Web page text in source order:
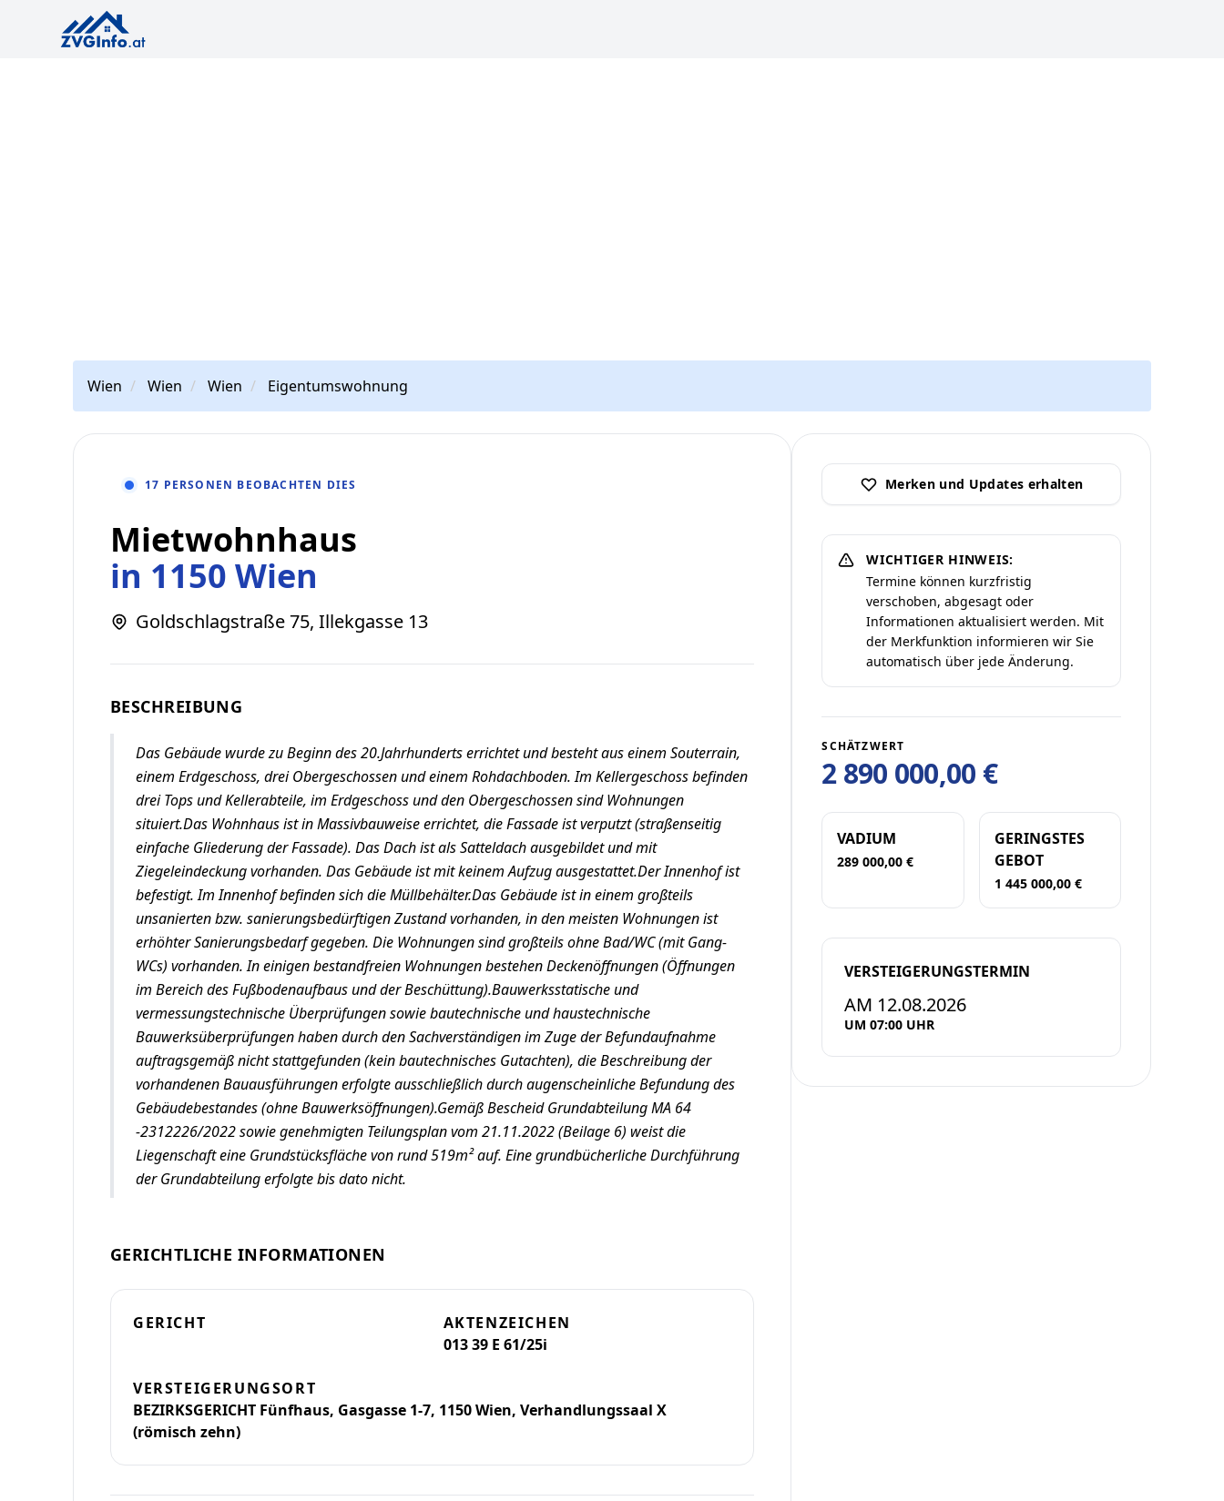
Wien Wien Wien Eigentumswohnung
17 PERSONEN BEOBACHTEN DIES
Mietwohnhaus
in 1150 Wien
Goldschlagstraße 75, Illekgasse 13
BESCHREIBUNG
Das Gebäude wurde zu Beginn des 20.Jahrhunderts errichtet und besteht aus einem Souterrain,
einem Erdgeschoss, drei Obergeschossen und einem Rohdachboden. Im Kellergeschoss befinden
drei Tops und Kellerabteile, im Erdgeschoss und den Obergeschossen sind Wohnungen
situiert.Das Wohnhaus ist in Massivbauweise errichtet, die Fassade ist verputzt (straßenseitig
einfache Gliederung der Fassade). Das Dach ist als Satteldach ausgebildet und mit
Ziegeleindeckung vorhanden. Das Gebäude ist mit keinem Aufzug ausgestattet.Der Innenhof ist
befestigt. Im Innenhof befinden sich die Müllbehälter.Das Gebäude ist in einem großteils
unsanierten bzw. sanierungsbedürftigen Zustand vorhanden, in den meisten Wohnungen ist
erhöhter Sanierungsbedarf gegeben. Die Wohnungen sind großteils ohne Bad/WC (mit Gang-
WCs) vorhanden. In einigen bestandfreien Wohnungen bestehen Deckenöffnungen (Öffnungen
im Bereich des Fußbodenaufbaus und der Beschüttung).Bauwerksstatische und
vermessungstechnische Überprüfungen sowie bautechnische und haustechnische
Bauwerksüberprüfungen haben durch den Sachverständigen im Zuge der Befundaufnahme
auftragsgemäß nicht stattgefunden (kein bautechnisches Gutachten), die Beschreibung der
vorhandenen Bauausführungen erfolgte ausschließlich durch augenscheinliche Befundung des
Gebäudebestandes (ohne Bauwerksöffnungen).Gemäß Bescheid Grundabteilung MA 64
-2312226/2022 sowie genehmigten Teilungsplan vom 21.11.2022 (Beilage 6) weist die
Liegenschaft eine Grundstücksfläche von rund 519m² auf. Eine grundbücherliche Durchführung
der Grundabteilung erfolgte bis dato nicht.
GERICHTLICHE INFORMATIONEN
GERICHT
AKTENZEICHEN
013 39 E 61/25i
VERSTEIGERUNGSORT
BEZIRKSGERICHT Fünfhaus, Gasgasse 1-7, 1150 Wien, Verhandlungssaal X
(römisch zehn)
Merken und Updates erhalten
WICHTIGER HINWEIS:
Termine können kurzfristig
verschoben, abgesagt oder
Informationen aktualisiert werden. Mit
der Merkfunktion informieren wir Sie
automatisch über jede Änderung.
SCHÄTZWERT
2 890 000,00 €
VADIUM
289 000,00 €
GERINGSTES
GEBOT
1 445 000,00 €
VERSTEIGERUNGSTERMIN
AM 12.08.2026
UM 07:00 UHR